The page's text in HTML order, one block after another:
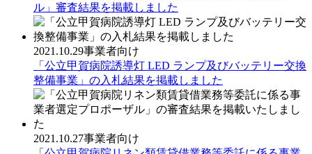
ル」審査結果を掲載しました
2021.10.29事業者向け
「公立甲賀病院誘導灯 LED ランプ及びバッテリー交換
整備事業」の入札結果を掲載しました
2021.10.27事業者向け